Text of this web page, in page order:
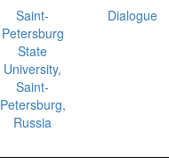
Saint-
Petersburg
State
University,
Saint-
Petersburg,
Russia
Dialogue